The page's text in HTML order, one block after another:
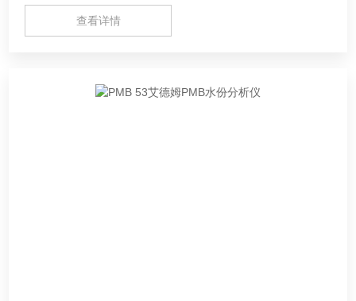
取传输至存储器，而这一过程无须使用任何其他软件。为用户
的数据采集提供更多的便利。
查看详情